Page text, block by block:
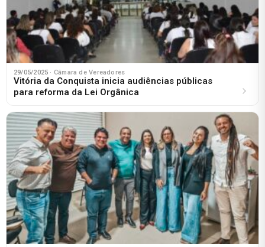
29/05/2025 · Câmara de Vereadores
Vitória da Conquista inicia audiências públicas
para reforma da Lei Orgânica